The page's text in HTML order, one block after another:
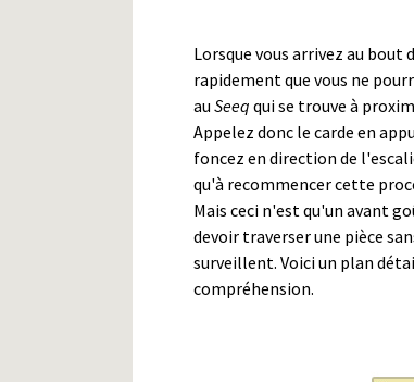
Lorsque vous arrivez au
rapidement que vous ne
au Seeq qui se trouve à
Appelez donc le carde en
foncez en direction de
qu'à recommencer cette
Mais ceci n'est qu'un avant
devoir traverser une pièce
surveillent. Voici un plan
compréhension.